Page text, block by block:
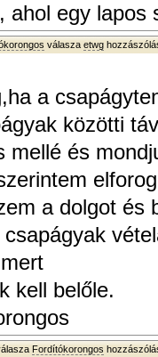
ahol egy lapos
válasza etwg
a
közötti
mellé és
a dolgot és
kell belőle.
Fordítókorongos